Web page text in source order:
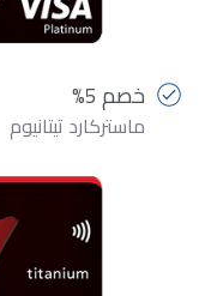
خصم 5%
ماستركارد تيتانيوم